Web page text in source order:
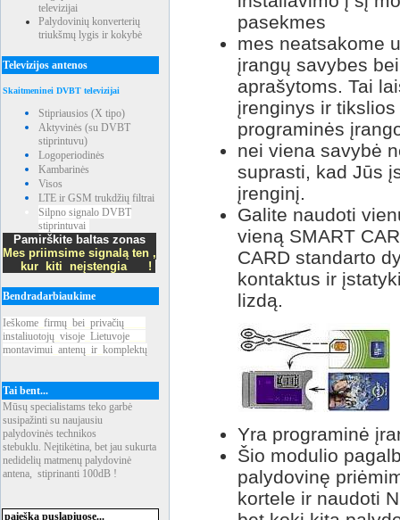
televizijai
Palydovinių konverterių
triukšmų lygis ir kokybė
Televizijos antenos
Skaitmeninei DVBT televizijai
Stipriausios (X tipo)
Aktyvinės (su DVBT
stiprintuvu)
Logoperiodinės
Kambarinės
Visos
LTE ir GSM trukdžių filtrai
Silpno signalo DVBT
stiprintuvai
Pamirškite baltas zonas
Mes priimsime signalą ten ,
kur kiti neįstengia !
Bendradarbiaukime
Ieškome firmų bei privačių
instaliuotojų visoje Lietuvoje
montavimui antenų ir komplektų
Tai bent...
Mūsų specialistams teko garbė
susipažinti su naujausiu
palydovinės technikos
stebuklu. Neįtikėtina, bet jau sukurta
nedidelių matmenų palydovinė
antena, stiprinanti 100dB !
pasekmes
mes neatsakome
įrangų savybes
aprašytoms. Tai
įrenginys ir
programinės
nei viena savybė
suprasti, kad Jūs
įrenginį.
Galite naudoti
vieną SMART
CARD standarto
kontaktus ir
lizdą.
Yra programinė
Šio modulio
palydovinę
kortele ir naudoti